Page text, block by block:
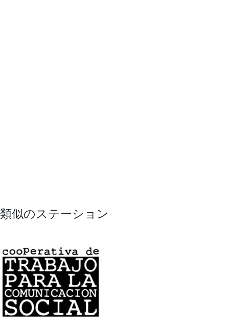
類似のステーション